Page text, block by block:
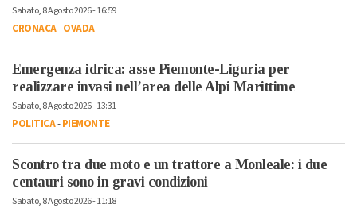
Sabato, 8 Agosto 2026 - 16:59
CRONACA-OVADA
Emergenza idrica: asse Piemonte-Liguria per
realizzare invasi nell’area delle Alpi Marittime
Sabato, 8 Agosto 2026 - 13:31
POLITICA-PIEMONTE
Scontro tra due moto e un trattore a Monleale: i due
centauri sono in gravi condizioni
Sabato, 8 Agosto 2026 - 11:18